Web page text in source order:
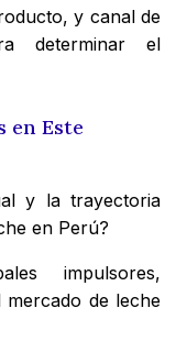
y canal de
determinar el
en Este
y la trayectoria
en Perú?
impulsores,
de leche